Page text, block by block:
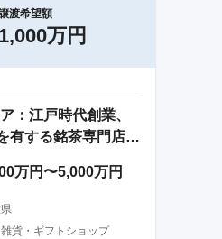
渡希望額
1,000万円
：江戸時代創業、
有する銘茶専門店の
万円〜5,000万円
雑貨・ギフトショップ